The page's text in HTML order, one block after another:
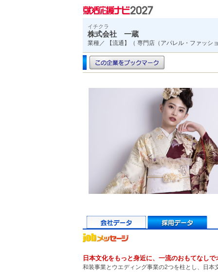
イチクラ
株式会社 一蔵
業種／ 【流通】（ 専門店（アパレル・ファッシ
日本文化をもっと身近に、一流のおもてなし
和装事業とウエディング事業の2つを柱とし、日